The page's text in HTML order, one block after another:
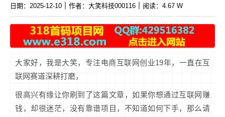
日期：2025-12-10 作者：大笑科技000116 阅读：4.67 W
大家好，我是大笑，专注电商互联网创业19年，一直在互
联网赛道深耕打磨，
很高兴有缘让你刷到了这篇文章，如果你想通过互联网赚
钱，却很迷茫，没有靠谱项目，不知道如何下手，那么请